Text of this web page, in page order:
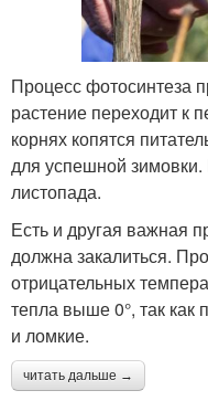
Процесс фотосинтеза
растение переходит к
корнях копятся
для успешной
листопада.
Есть и другая важная
должна закалиться.
отрицательных
тепла выше 0°, так
и ломкие.
читать дальше →